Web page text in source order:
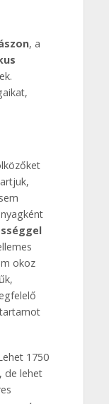
, a
okoz
1750
de lehet